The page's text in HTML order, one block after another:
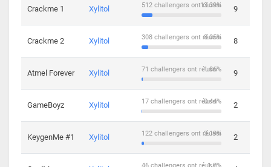
Crackme 1 Xylitol 13.39%
512 challengers ont réussi 9
Crackme 2 Xylitol 8.05%
308 challengers ont réussi 8
Atmel Forever Xylitol 1.86%
71 challengers ont réussi 9
GameBoyz Xylitol 0.44%
17 challengers ont réussi 2
KeygenMe #1 Xylitol 3.19%
122 challengers ont réussi 2
1.2%
46 challengers ont réussi